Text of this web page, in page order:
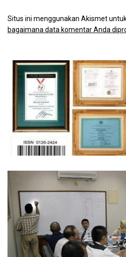
Situs ini menggunakan Akismet
bagaimana data komentar Anda